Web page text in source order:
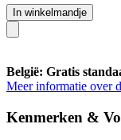
In winkelmandje
België: Gratis
Meer informatie over
Kenmerken &